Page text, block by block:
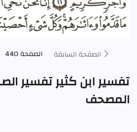
الصفحة السابقة الصفحة 440
المصحف